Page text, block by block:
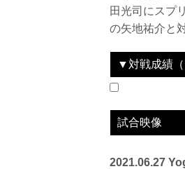
田光司にスプ
の矢地祐介と
▼対戦成績（
試合映像
2021.06.27